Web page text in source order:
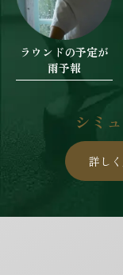
ラウンドの予定が
雨予報
シミ
詳し